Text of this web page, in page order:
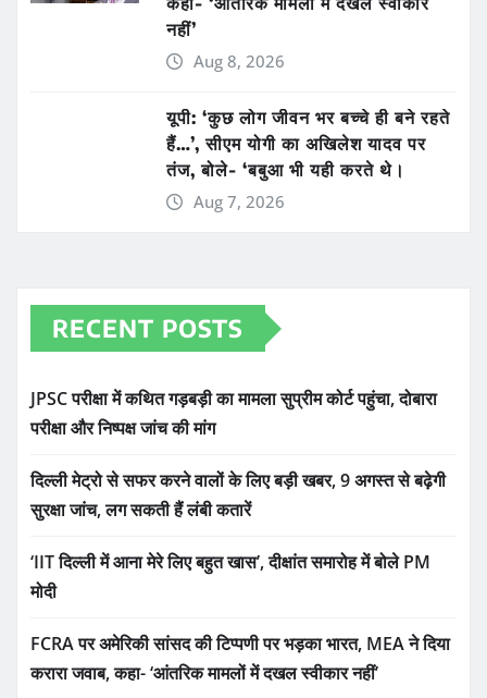
नहीं’
Aug 8, 2026
यूपी: ‘कुछ लोग जीवन भर बच्चे ही बने रहते
हैं…’, सीएम योगी का अखिलेश यादव पर
तंज, बोले- ‘बबुआ भी यही करते थे।
Aug 7, 2026
RECENT POSTS
JPSC परीक्षा में कथित गड़बड़ी का मामला सुप्रीम कोर्ट पहुंचा, दोबारा
परीक्षा और निष्पक्ष जांच की मांग
दिल्ली मेट्रो से सफर करने वालों के लिए बड़ी खबर, 9 अगस्त से बढ़ेगी
सुरक्षा जांच, लग सकती हैं लंबी कतारें
‘IIT दिल्ली में आना मेरे लिए बहुत खास’, दीक्षांत समारोह में बोले PM
मोदी
FCRA पर अमेरिकी सांसद की टिप्पणी पर भड़का भारत, MEA ने दिया
करारा जवाब, कहा- ‘आंतरिक मामलों में दखल स्वीकार नहीं’